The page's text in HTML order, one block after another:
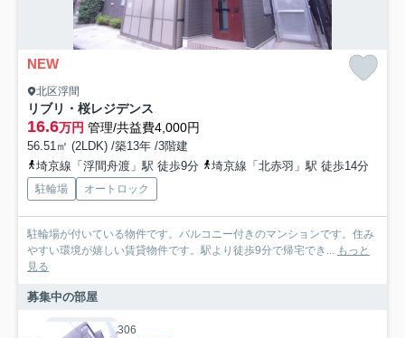
NEW
北区浮間
リブリ・桜レジデンス
16.6万円 管理/共益費4,000円
56.51㎡ (2LDK) /築13年 /3階建
埼京線「浮間舟渡」駅 徒歩9分
埼京線「北赤羽」駅 徒歩14分
駐輪場 オートロック
駐輪場が付いている物件です。バルコニー付きのマンションです。住み
やすい環境が嬉しい賃貸物件です。駅より徒歩9分で帰宅でき...
もっと
見る
募集中の部屋
306